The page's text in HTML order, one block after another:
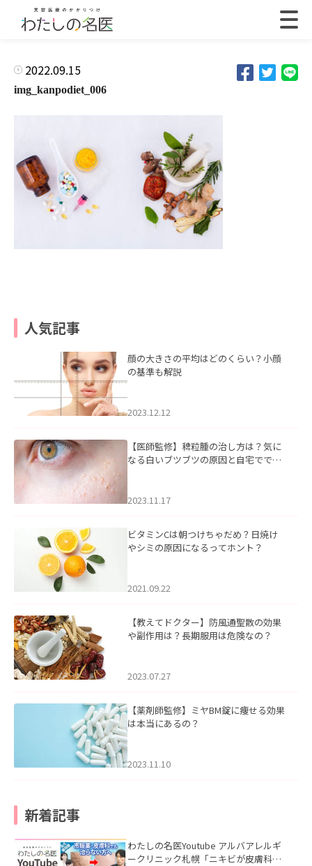
2022.09.15
img_kanpodiet_006
人気記事
顔の大きさの平均はどのくらい？小顔
の基準も解説
2023.12.12
【医師監修】稗粒腫の治し方は？気に
なる白いブツブツの原因と自宅ででき
2023.11.17
ビタミンCは朝つけちゃだめ？日焼け
やシミの原因になるってホント？
2021.09.22
【教えてドクター】防風通聖散の効果
や副作用は？長期服用は危険なの？
2023.07.27
【薬剤師監修】ミヤBM錠に痩せる効果
は本当にあるの？
2023.11.10
新着記事
わたしの名医Youtube アルバアレルギ
ークリニック札幌「ニキビが皮膚科で